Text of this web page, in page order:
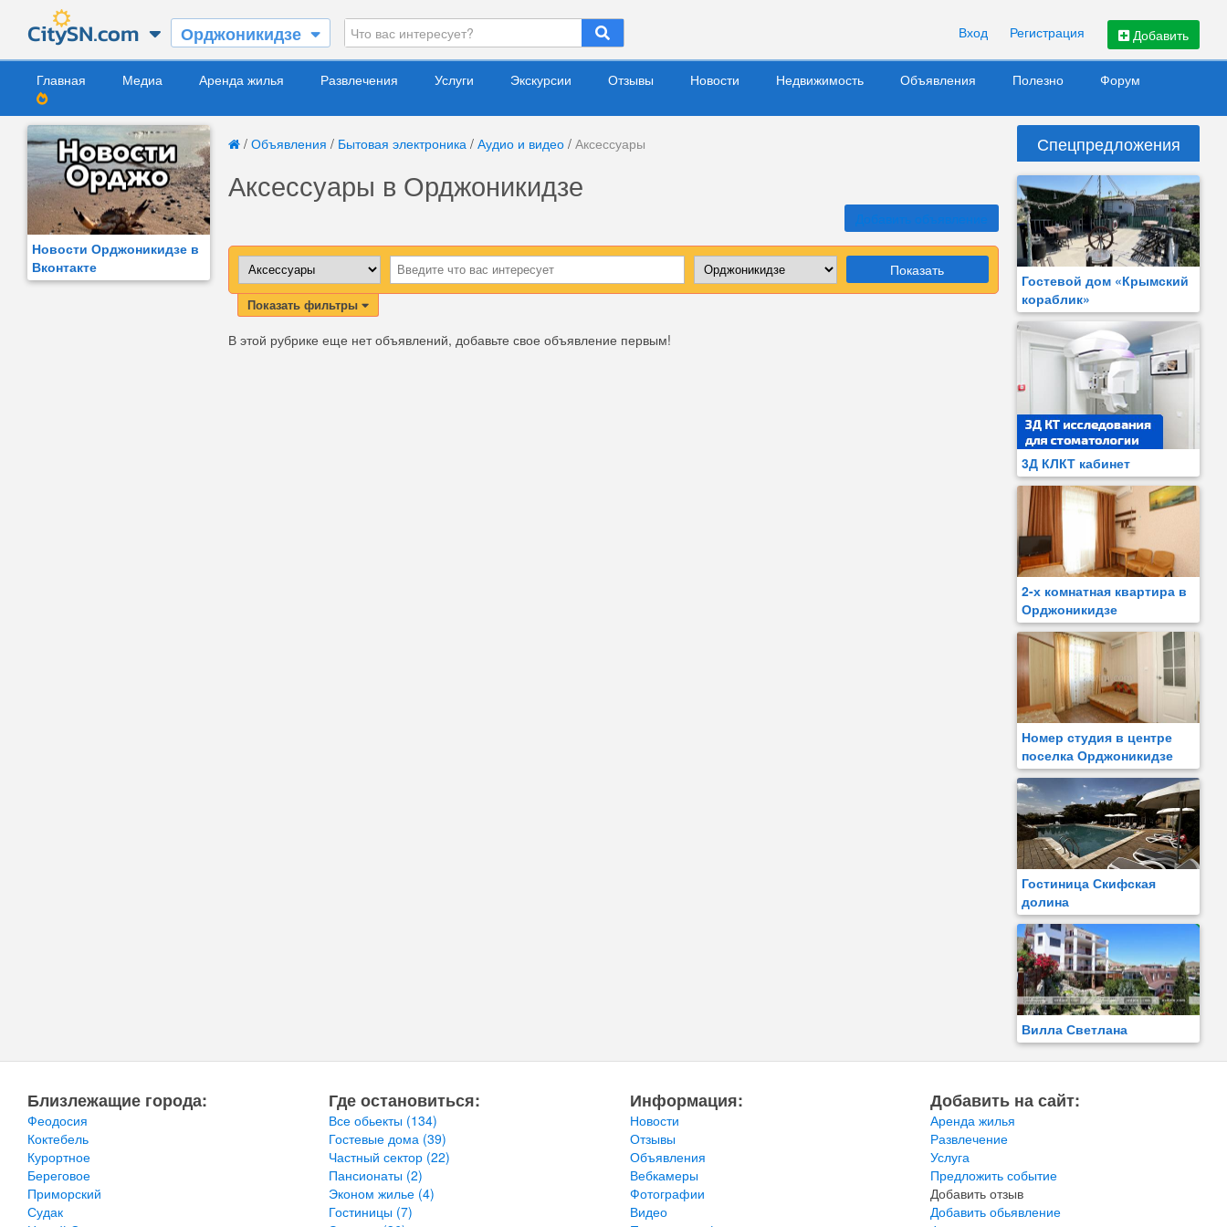
Орджоникидзе Добавить
Вход Регистрация
Главная Медиа Аренда жилья Развлечения Услуги Экскурсии Отзывы Новости Недвижимость Объявления Полезно Форум
Новости Орджоникидзе в
Вконтакте
/ Объявления / Бытовая электроника / Аудио и видео / Аксессуары
Аксессуары в Орджоникидзе
Добавить объявление
Показать
Показать фильтры
В этой рубрике еще нет объявлений, добавьте свое объявление первым!
Спецпредложения
Гостевой дом «Крымский
кораблик»
3Д КЛКТ кабинет
2-х комнатная квартира в
Орджоникидзе
Номер студия в центре
поселка Орджоникидзе
Гостиница Скифская
долина
Вилла Светлана
Близлежащие города:
Феодосия
Коктебель
Курортное
Береговое
Приморский
Судак
Где остановиться:
Все обьекты (134)
Гостевые дома (39)
Частный сектор (22)
Пансионаты (2)
Эконом жилье (4)
Гостиницы (7)
Информация:
Новости
Отзывы
Объявления
Вебкамеры
Фотографии
Видео
Добавить на сайт:
Аренда жилья
Развлечение
Услуга
Предложить событие
Добавить отзыв
Добавить обьявление